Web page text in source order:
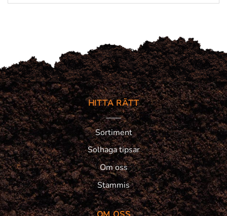
HITTA RÄTT
Sortiment
Solhaga tipsar
Om oss
Stammis